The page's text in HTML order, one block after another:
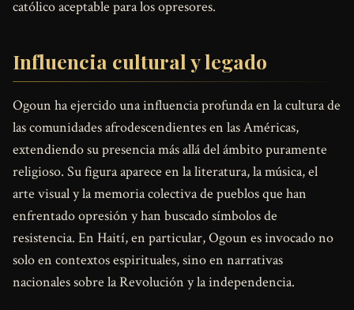
católico aceptable para los opresores.
Influencia cultural y legado
Ogoun ha ejercido una influencia profunda en la cultura de
las comunidades afrodescendientes en las Américas,
extendiendo su presencia más allá del ámbito puramente
religioso. Su figura aparece en la literatura, la música, el
arte visual y la memoria colectiva de pueblos que han
enfrentado opresión y han buscado símbolos de
resistencia. En Haití, en particular, Ogoun es invocado no
solo en contextos espirituales, sino en narrativas
nacionales sobre la Revolución y la independencia.